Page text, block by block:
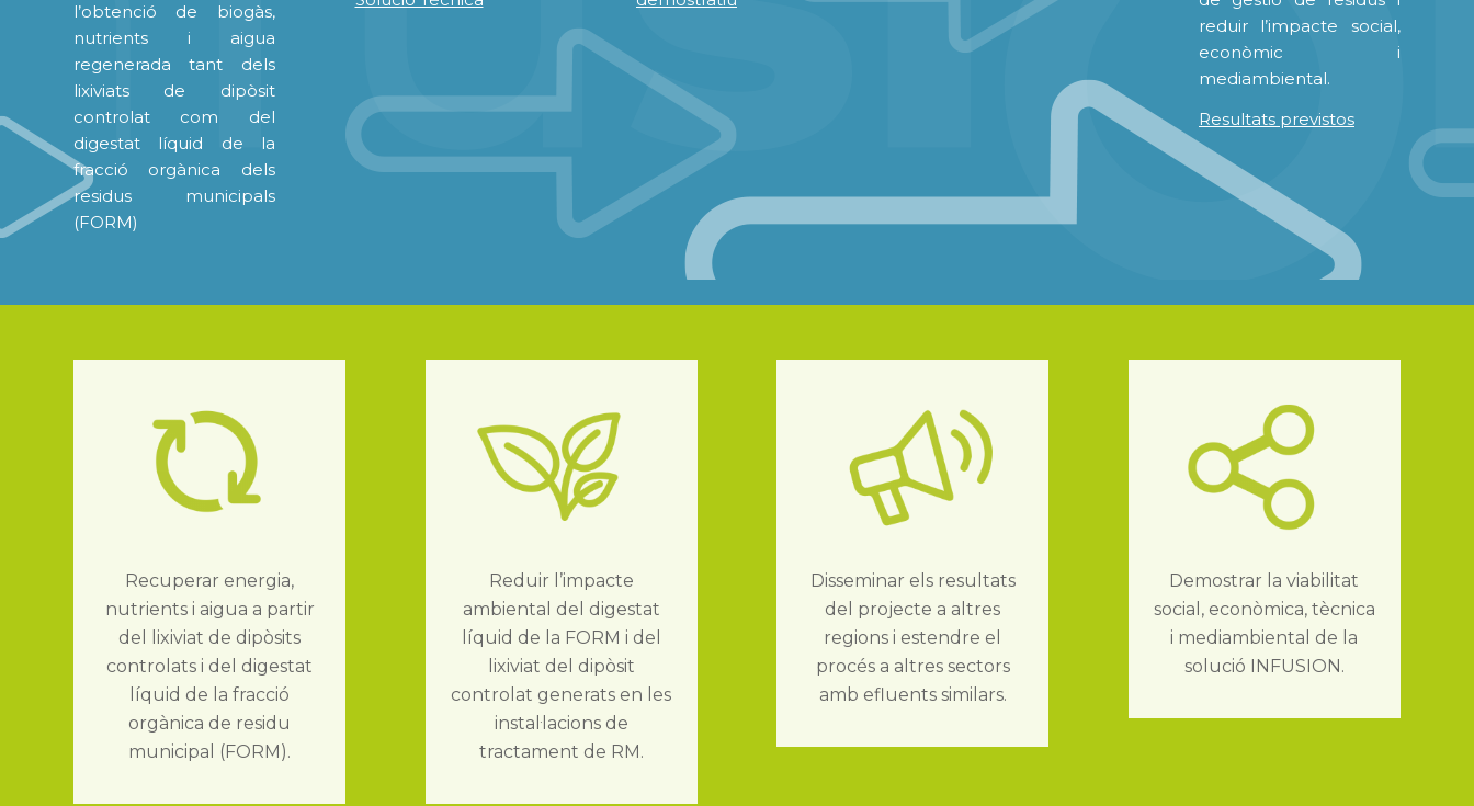
l’obtenció de biogàs,
nutrients i aigua
regenerada tant dels
lixiviats de dipòsit
controlat com del
digestat líquid de la
fracció orgànica dels
residus municipals
(FORM)
reduir l’impacte social,
econòmic i
mediambiental.
Resultats previstos
Recuperar energia,
nutrients i aigua a partir
del lixiviat de dipòsits
controlats i del digestat
líquid de la fracció
orgànica de residu
municipal (FORM).
Reduir l’impacte
ambiental del digestat
líquid de la FORM i del
lixiviat del dipòsit
controlat generats en les
instal·lacions de
tractament de RM.
Disseminar els resultats
del projecte a altres
regions i estendre el
procés a altres sectors
amb efluents similars.
Demostrar la viabilitat
social, econòmica, tècnica
i mediambiental de la
solució INFUSION.